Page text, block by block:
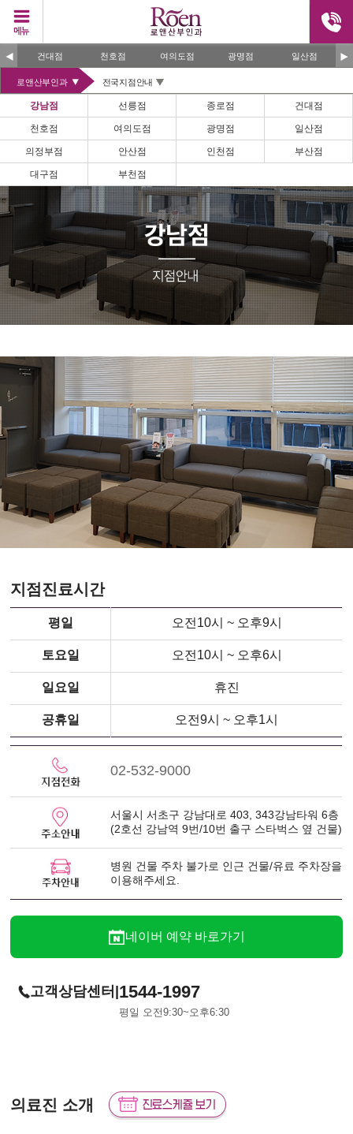
건대점 천호점 여의도점 광명점 일산점
로앤산부인과 전국지점안내
강남점 선릉점 종로점 건대점
천호점 여의도점 광명점 일산점
의정부점 안산점 인천점 부산점
대구점 부천점
강
인
강
인
지점진료시간
평일 오전10시 ~ 오후9시
토요일 오전10시 ~ 오후6시
일요일 휴진
공휴일 오전9시 ~ 오후1시
02-532-9000
서울시 서초구 강남대로 403, 343강남타워 6층
(2호선 강남역 9번/10번 출구 스타벅스 옆 건물)
병원 건물 주차 불가로 인근 건물/유료 주차장을
이용해주세요.
네이버 예약 바로가기
고객상담센터 |1544-1997
평일 오전9:30~오후6:30
의료진 소개